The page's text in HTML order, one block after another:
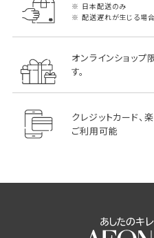
日本配送のみ
配送遅れが生じる場
オンラインショッ
す。
クレジットカード
ご利用可能